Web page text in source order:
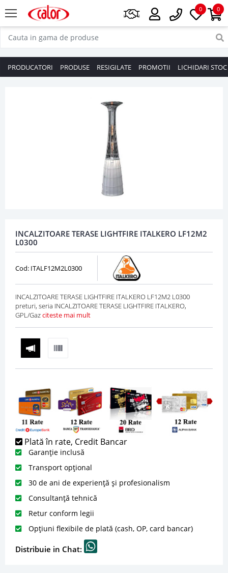
0
0
PRODUCATORI PRODUSE RESIGILATE PROMOTII LICHIDARI STOC
INCALZITOARE TERASE LIGHTFIRE ITALKERO LF12M2
L0300
Cod: ITALF12M2L0300
INCALZITOARE TERASE LIGHTFIRE ITALKERO LF12M2 L0300
preturi, seria INCALZITOARE TERASE LIGHTFIRE ITALKERO,
GPL/Gazciteste mai mult
Plată în rate, Credit Bancar
Garanție inclusă
Transport opțional
30 de ani de experiență și profesionalism
Consultanță tehnică
Retur conform legii
Opțiuni flexibile de plată (cash, OP, card bancar)
Distribuie in Chat: